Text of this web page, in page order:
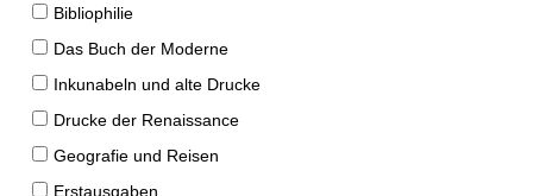
Bibliophilie
Das Buch der Moderne
Inkunabeln und alte Drucke
Drucke der Renaissance
Geografie und Reisen
Erstausgaben